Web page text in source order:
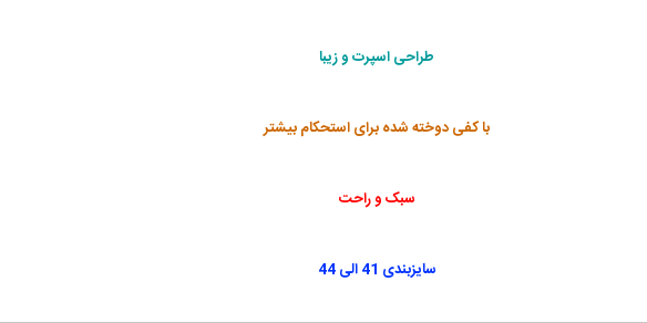
طراحی اسپرت و زیبا
با کفی دوخته شده برای استحکام بیشتر
سبک و راحت
سایزبندی 41 الی 44